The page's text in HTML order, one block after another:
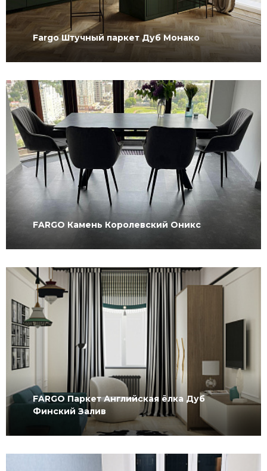
Fargo Штучный паркет Дуб Монако
FARGO Камень Королевский Оникс
FARGO Паркет Английская ёлка Дуб
Финский Залив